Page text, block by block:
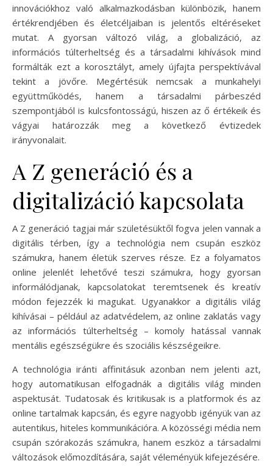
innovációkhoz való alkalmazkodásban különbözik, hanem
értékrendjében és életcéljaiban is jelentős eltéréseket
mutat. A gyorsan változó világ, a globalizáció, az
információs túlterheltség és a társadalmi kihívások mind
formálták ezt a korosztályt, amely újfajta perspektívával
tekint a jövőre. Megértésük nemcsak a munkahelyi
együttműködés, hanem a társadalmi párbeszéd
szempontjából is kulcsfontosságú, hiszen az ő értékeik és
vágyai határozzák meg a következő évtizedek
irányvonalait.
A Z generáció és a
digitalizáció kapcsolata
A Z generáció tagjai már születésüktől fogva jelen vannak a
digitális térben, így a technológia nem csupán eszköz
számukra, hanem életük szerves része. Ez a folyamatos
online jelenlét lehetővé teszi számukra, hogy gyorsan
informálódjanak, kapcsolatokat teremtsenek és kreatív
módon fejezzék ki magukat. Ugyanakkor a digitális világ
kihívásai – például az adatvédelem, az online zaklatás vagy
az információs túlterheltség – komoly hatással vannak
mentális egészségükre és szociális készségeikre.
A technológia iránti affinitásuk azonban nem jelenti azt,
hogy automatikusan elfogadnák a digitális világ minden
aspektusát. Tudatosak és kritikusak is a platformok és az
online tartalmak kapcsán, és egyre nagyobb igényük van az
autentikus, hiteles kommunikációra. A közösségi média nem
csupán szórakozás számukra, hanem eszköz a társadalmi
változások előmozdítására, saját véleményük kifejezésére.